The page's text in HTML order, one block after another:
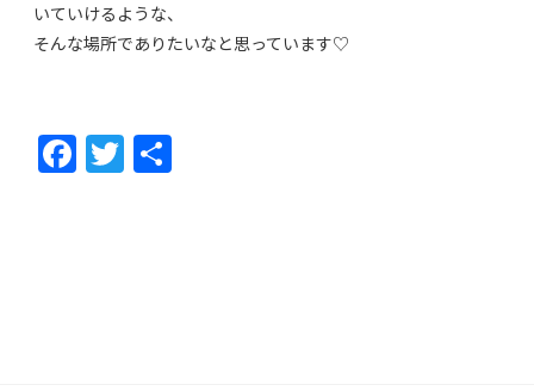
いていけるような、
そんな場所でありたいなと思っています♡
F
ac
T
w